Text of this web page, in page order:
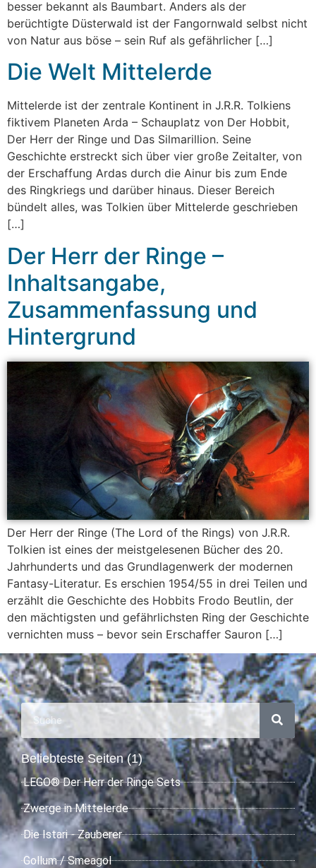
besser bekannt als Baumbart. Anders als der
berüchtigte Düsterwald ist der Fangornwald selbst nicht
von Natur aus böse – sein Ruf als gefährlicher […]
Die Welt Mittelerde
Mittelerde ist der zentrale Kontinent in J.R.R. Tolkiens
fiktivem Planeten Arda – Schauplatz von Der Hobbit,
Der Herr der Ringe und Das Silmarillion. Seine
Geschichte erstreckt sich über vier große Zeitalter, von
der Erschaffung Ardas durch die Ainur bis zum Ende
des Ringkriegs und darüber hinaus. Dieser Bereich
bündelt alles, was Tolkien über Mittelerde geschrieben
[…]
Der Herr der Ringe –
Inhaltsangabe,
Zusammenfassung und
Hintergrund
Der Herr der Ringe (The Lord of the Rings) von J.R.R.
Tolkien ist eines der meistgelesenen Bücher des 20.
Jahrhunderts und das Grundlagenwerk der modernen
Fantasy-Literatur. Es erschien 1954/55 in drei Teilen und
erzählt die Geschichte des Hobbits Frodo Beutlin, der
den mächtigsten und gefährlichsten Ring der Geschichte
vernichten muss – bevor sein Erschaffer Sauron […]
Beliebteste Seiten (1)
LEGO® Der Herr der Ringe Sets
Zwerge in Mittelerde
Die Istari - Zauberer
Gollum / Smeagol